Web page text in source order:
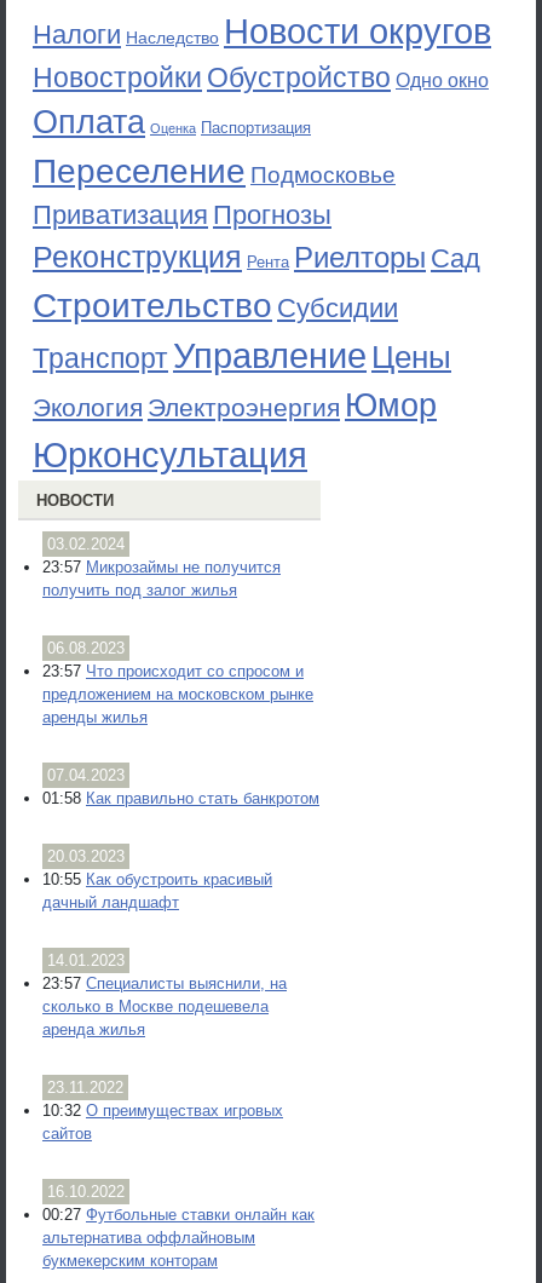
Налоги Наследство Новости округов
Новостройки Обустройство Одно окно
Оплата Оценка Паспортизация
Переселение Подмосковье
Приватизация Прогнозы
Реконструкция Рента Риелторы Сад
Строительство Субсидии
ТранспортУправление Цены
Экология Электроэнергия Юмор
Юрконсультация
НОВОСТИ
03.02.2024
23:57 Микрозаймы не получится
получить под залог жилья
06.08.2023
23:57 Что происходит со спросом и
предложением на московском рынке
аренды жилья
07.04.2023
01:58 Как правильно стать банкротом
20.03.2023
10:55 Как обустроить красивый
дачный ландшафт
14.01.2023
23:57 Специалисты выяснили, на
сколько в Москве подешевела
аренда жилья
23.11.2022
10:32 О преимуществах игровых
сайтов
16.10.2022
00:27 Футбольные ставки онлайн как
альтернатива оффлайновым
букмекерским конторам